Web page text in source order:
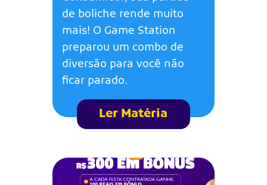
de boliche rende muito
mais! O Game Station
preparou um combo de
diversão para você não
ficar parado.
Ler Matéria